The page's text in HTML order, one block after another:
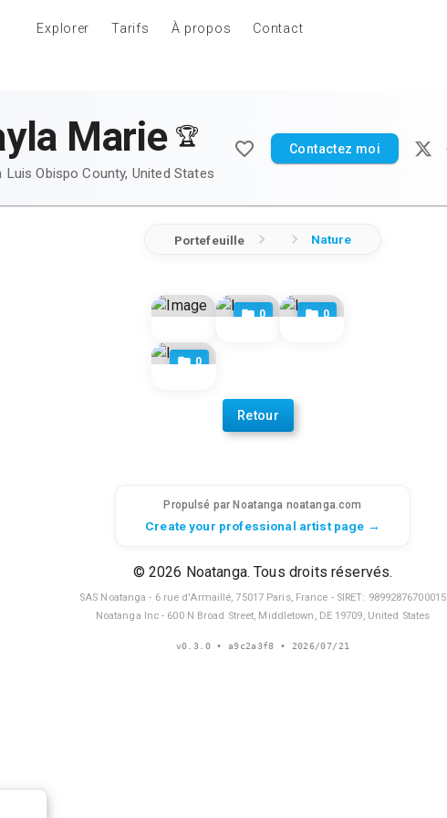
Explorer Tarifs À propos Contact
Marie 🏆
Luis Obispo County, United States
Contactez moi
Portefeuille Nature
0 0
0
Retour
Propulsé par Noatanga noatanga.com
Create your professional artist page →
© 2026 Noatanga. Tous droits réservés.
SAS Noatanga - 6 rue d'Armaillé, 75017 Paris, France - SIRET: 98992876700015
Noatanga Inc - 600 N Broad Street, Middletown, DE 19709, United States
v0.3.0• a9c2a3f8 • 2026/07/21